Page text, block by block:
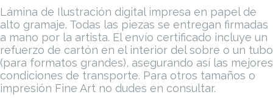
digital
en
alto
gramaje
cantidad
Lámina de Ilustración digital impresa en papel de
alto gramaje. Todas las piezas se entregan firmadas
a mano por la artista. El envío certificado incluye un
refuerzo de cartón en el interior del sobre o un tubo
(para formatos grandes), asegurando así las mejores
condiciones de transporte. Para otros tamaños o
impresión Fine Art no dudes en consultar.